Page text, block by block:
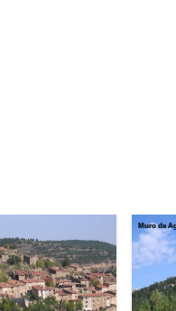
Muro de